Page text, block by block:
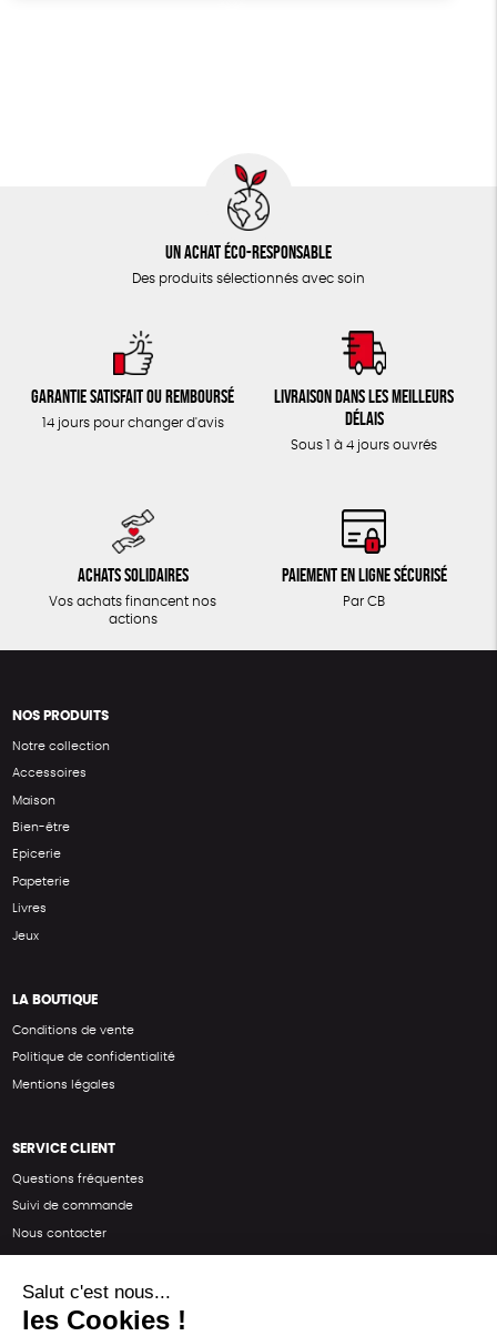
Un achat éco-responsable
Des produits sélectionnés avec soin
Garantie satisfait ou remboursé
14 jours pour changer d'avis
Livraison dans les meilleurs
délais
Sous 1 à 4 jours ouvrés
Achats solidaires
Vos achats financent nos
actions
Paiement en ligne sécurisé
Par CB
NOS PRODUITS
Notre collection
Accessoires
Maison
Bien-être
Epicerie
Papeterie
Livres
Jeux
LA BOUTIQUE
Conditions de vente
Politique de confidentialité
Mentions légales
SERVICE CLIENT
Questions fréquentes
Suivi de commande
Nous contacter
SUIVEZ-NOUS